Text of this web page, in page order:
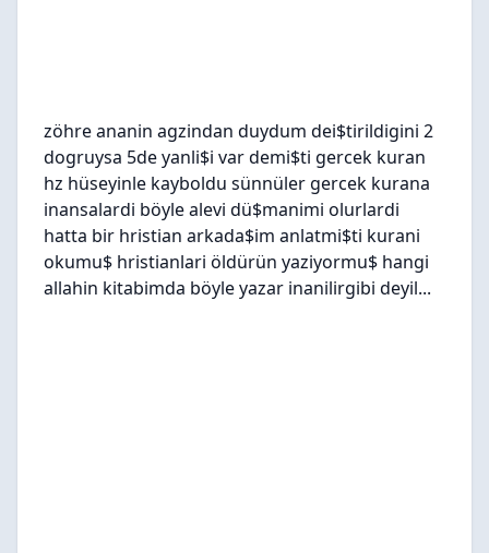
zöhre ananin agzindan duydum dei$tirildigini 2
dogruysa 5de yanli$i var demi$ti gercek kuran
hz hüseyinle kayboldu sünnüler gercek kurana
inansalardi böyle alevi dü$manimi olurlardi
hatta bir hristian arkada$im anlatmi$ti kurani
okumu$ hristianlari öldürün yaziyormu$ hangi
allahin kitabimda böyle yazar inanilirgibi deyil...